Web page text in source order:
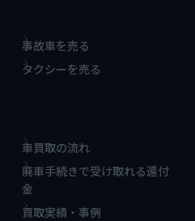
事故車を売る
タクシーを売る
車買取の流れ
廃車手続きで受け取れる還付
金
買取実績・事例